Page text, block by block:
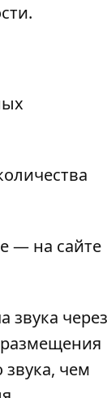
— на сайте
звука через
размещения
чем